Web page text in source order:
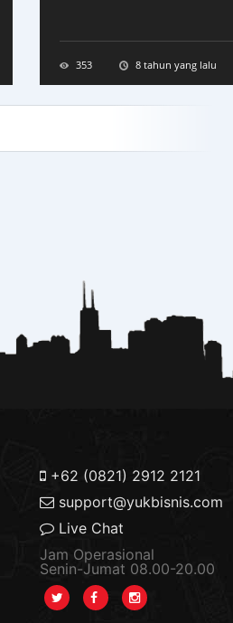
353 8 tahun yang lalu
+62 (0821) 2912 2121
support@yukbisnis.com
Live Chat
Jam Operasional
Senin-Jumat 08.00-20.00